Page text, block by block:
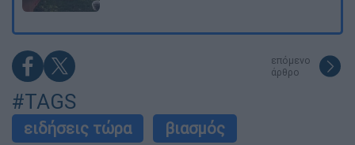
επόμενο
άρθρο
#TAGS
ειδήσεις τώρα
βιασμός